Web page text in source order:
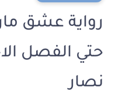
رواية عشق
حتي الفصل
نصار